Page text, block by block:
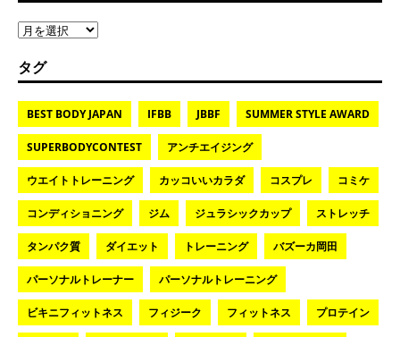
タグ
BEST BODY JAPAN IFBB JBBF SUMMER STYLE AWARD
SUPERBODYCONTEST アンチエイジング
ウエイトトレーニング カッコいいカラダ コスプレ コミケ
コンディショニング ジム ジュラシックカップ ストレッチ
タンパク質 ダイエット トレーニング バズーカ岡田
パーソナルトレーナー パーソナルトレーニング
ビキニフィットネス フィジーク フィットネス プロテイン